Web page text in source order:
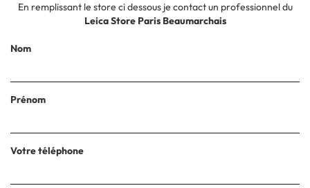
En remplissant le store ci dessous je contact un professionnel du
Leica Store Paris Beaumarchais
Nom
Prénom
Votre téléphone